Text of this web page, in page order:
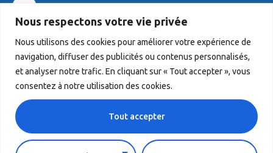
Nous respectons votre vie privée
Nous utilisons des cookies pour améliorer votre expérience de
navigation, diffuser des publicités ou contenus personnalisés,
et analyser notre trafic. En cliquant sur « Tout accepter », vous
consentez à notre utilisation des cookies.
Tout accepter
1-877-395-ELAM
info@elam.ca
4020 St-Ambroise, Suite 495, Montreal, QC,
Canada H4C 2C7
© 2026 ELAM. Tous droits réservés.